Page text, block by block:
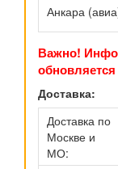
Анкара
Важно!
Доставка:
Доставка по
Москве и
МО: